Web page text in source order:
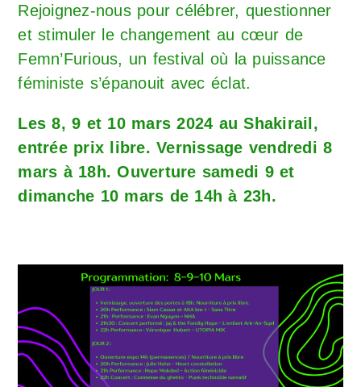
Rejoignez-nous pour célébrer, questionner
et stimuler le changement au cœur de
Femn’Furious, un festival où la puissance
féministe s’épanouit avec éclat.
Les 8, 9 et 10 mars 2024 au Shakirail,
entrée prix libre. Vernissage vendredi 8
mars à 18h. Ouverture samedi 9 et
dimanche 10 mars de 14h à 23h.